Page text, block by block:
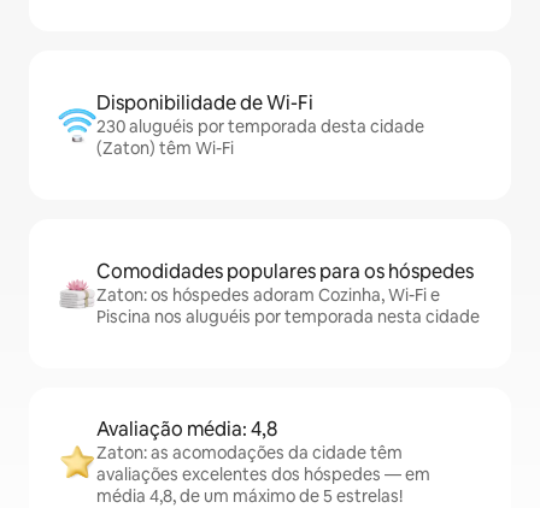
Disponibilidade de Wi-Fi
230 aluguéis por temporada desta cidade
(Zaton) têm Wi-Fi
Comodidades populares para os hóspedes
Zaton: os hóspedes adoram Cozinha, Wi-Fi e
Piscina nos aluguéis por temporada nesta cidade
Avaliação média: 4,8
Zaton: as acomodações da cidade têm
avaliações excelentes dos hóspedes — em
média 4,8, de um máximo de 5 estrelas!